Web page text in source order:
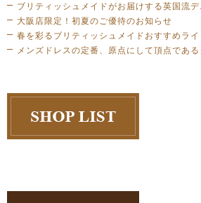
ブリティッシュメイドがお届けする英国流
大阪店限定！初夏のご優待のお知らせ
春を彩るブリティッシュメイドおすすめラ
メンズドレスの定番、原点にして頂点であ